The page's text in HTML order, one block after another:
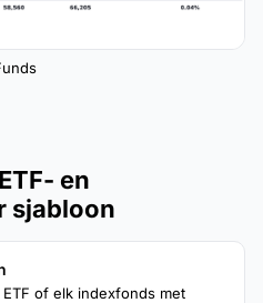
en
sjabloon
of elk indexfonds met